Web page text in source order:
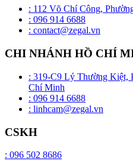
: 112 Võ Chí Công,
: 096 914 6688
: contact@zegal.vn
CHI NHÁNH HỒ CHÍ
: 319-C9 Lý Thường Kiệt,
Chí Minh
: 096 914 6688
: linhcam@zegal.vn
CSKH
: 096 502 8686